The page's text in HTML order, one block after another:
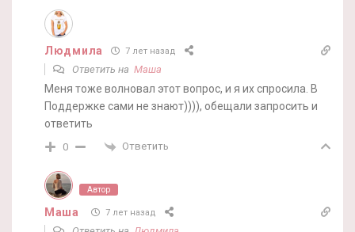
Людмила 7 лет назад
Ответить на Маша
Меня тоже волновал этот вопрос, и я их спросила. В
Поддержке сами не знают)))), обещали запросить и
ответить
0 Ответить
Автор
Маша 7 лет назад